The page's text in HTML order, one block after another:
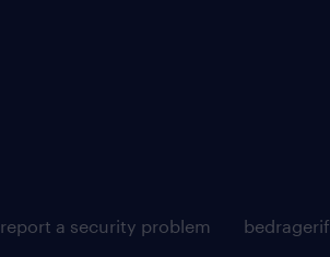
report a security problem